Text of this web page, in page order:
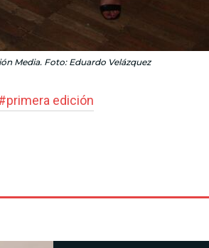
Media. Foto: Eduardo Velázquez
primera edición